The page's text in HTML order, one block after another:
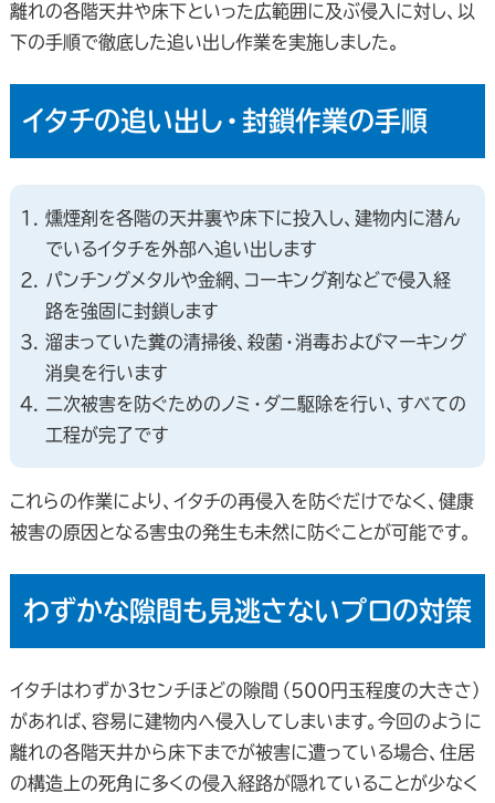
離れの各階天井や床下といった広範囲に及ぶ侵入に対し、以
下の手順で徹底した追い出し作業を実施しました。
イタチの追い出し・封鎖作業の手順
燻煙剤を各階の天井裏や床下に投入し、建物内に潜ん
でいるイタチを外部へ追い出します
パンチングメタルや金網、コーキング剤などで侵入経
路を強固に封鎖します
溜まっていた糞の清掃後、殺菌・消毒およびマーキング
消臭を行います
二次被害を防ぐためのノミ・ダニ駆除を行い、すべての
工程が完了です
これらの作業により、イタチの再侵入を防ぐだけでなく、健康
被害の原因となる害虫の発生も未然に防ぐことが可能です。
わずかな隙間も見逃さないプロの対策
イタチはわずか3センチほどの隙間（500円玉程度の大きさ）
があれば、容易に建物内へ侵入してしまいます。今回のように
離れの各階天井から床下までが被害に遭っている場合、住居
の構造上の死角に多くの侵入経路が隠れていることが少なく